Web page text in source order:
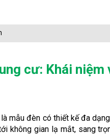
cư: Khái niệm
mẫu đèn có thiết kế đa
không gian lạ mắt, sang